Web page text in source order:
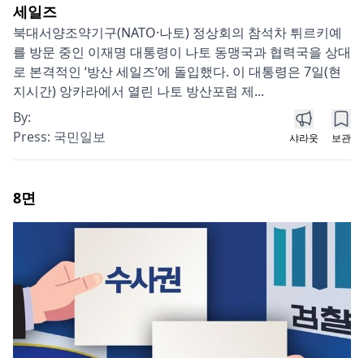
세일즈
북대서양조약기구(NATO·나토) 정상회의 참석차 튀르키예
를 방문 중인 이재명 대통령이 나토 동맹국과 협력국을 상대
로 본격적인 ‘방산 세일즈’에 돌입했다. 이 대통령은 7일(현
지시간) 앙카라에서 열린 나토 방산포럼 제...
By:
Press: 국민일보 샤라웃 보관
8면